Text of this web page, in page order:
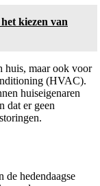
kiezen van
huis, maar ook voor
(HVAC).
huiseigenaren
dat er geen
hedendaagse